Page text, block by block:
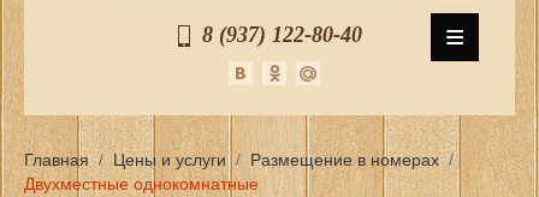
8 (937) 122-80-40 ≡
Главная / Цены и услуги / Размещение в номерах /
Двухместные однокомнатные